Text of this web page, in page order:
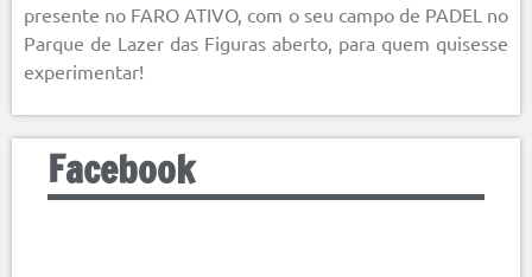
presente no FARO ATIVO, com o seu campo de PADEL no
Parque de Lazer das Figuras aberto, para quem quisesse
experimentar!
Facebook